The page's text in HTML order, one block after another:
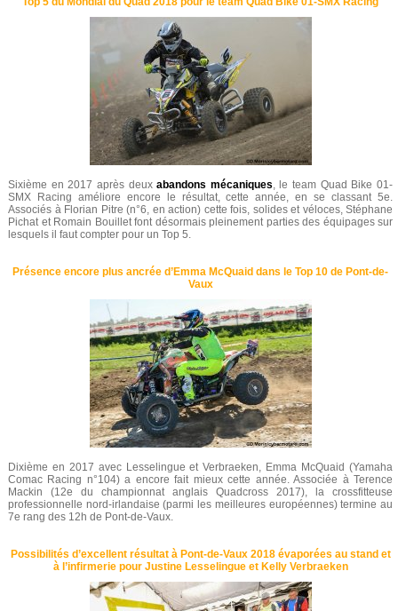
Sixième en 2017 après deuxabandons mécaniques, le team Quad Bike 01-
SMX Racing améliore encore le résultat, cette année, en se classant 5e.
Associés à Florian Pitre (n°6, en action) cette fois, solides et véloces, Stéphane
Pichat et Romain Bouillet font désormais pleinement parties des équipages sur
lesquels il faut compter pour un Top 5.
Présence encore plus ancrée d’Emma McQuaid dans le Top 10 de Pont-de-
Vaux
Dixième en 2017 avec Lesselingue et Verbraeken, Emma McQuaid (Yamaha
Comac Racing n°104) a encore fait mieux cette année. Associée à Terence
Mackin (12e du championnat anglais Quadcross 2017), la crossfitteuse
professionnelle nord-irlandaise (parmi les meilleures européennes) termine au
7e rang des 12h de Pont-de-Vaux.
Possibilités d’excellent résultat à Pont-de-Vaux 2018 évaporées au stand et
à l’infirmerie pour Justine Lesselingue et Kelly Verbraeken